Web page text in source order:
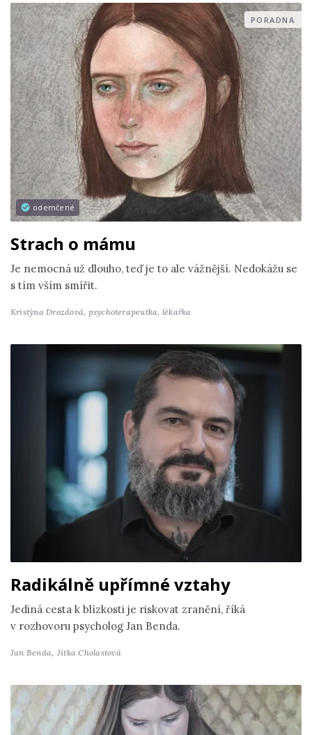
odemčené
PORADNA
Strach o mámu
Je nemocná už dlouho, teď je to ale vážnější. Nedokážu se
s tím vším smířit.
Kristýna Drozdová, psychoterapeutka, lékařka
Radikálně upřímné vztahy
Jediná cesta k blízkosti je riskovat zranění, říká
v rozhovoru psycholog Jan Benda.
Jan Benda, Jitka Cholastová